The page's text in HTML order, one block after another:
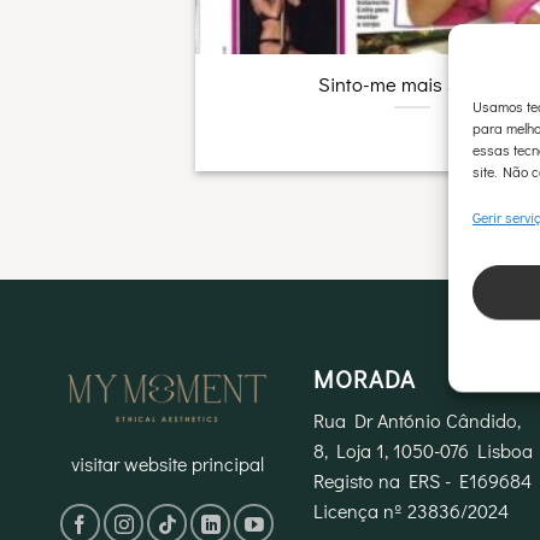
Usamos
para
essas
site. Não
Gerir
Sinto-me mais segura
visitar website principal
MORADA
Rua Dr António Cândido,
8, Loja 1, 1050-076 Lisboa
Registo na ERS - E169684
Licença nº 23836/2024